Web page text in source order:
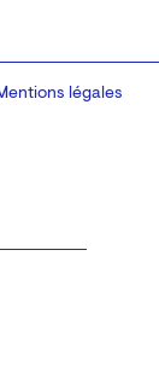
légales